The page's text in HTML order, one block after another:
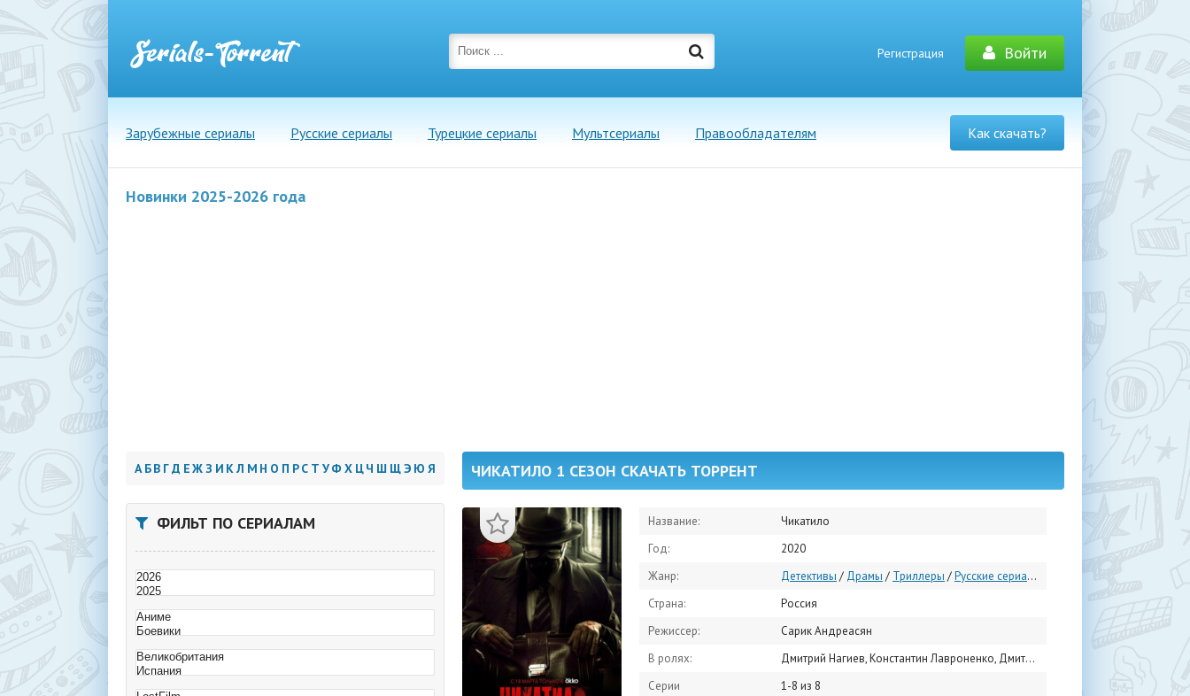
Регистрация Войти
Зарубежные сериалы Русские сериалы Турецкие сериалы Мультсериалы Правообладателям Как скачать?
Новинки 2025-2026 года
ЧИКАТИЛО 1 СЕЗОН СКАЧАТЬ ТОРРЕНТ
Название:
Чикатило
Год:
2020
Жанр:
Детективы / Драмы / Триллеры /Русские сериалы
Страна:
Россия
Режиссер:
Сарик Андреасян
В ролях:
Дмитрий Нагиев, Константин Лавроненко, Дмитрий Власкин, Юлия Афанасьева, Георгий Мартиросян, Олег Каменщиков, Николай Козак, Евгений Шириков, Иван Федотов, Александр Курлов
Серии
1-8 из 8
А БВ ГД ЕЖЗ И КЛ М Н О П РС Т УФ Х ЦЧ Ш ЩЭ Ю Я
ФИЛЬТ ПО СЕРИАЛАМ